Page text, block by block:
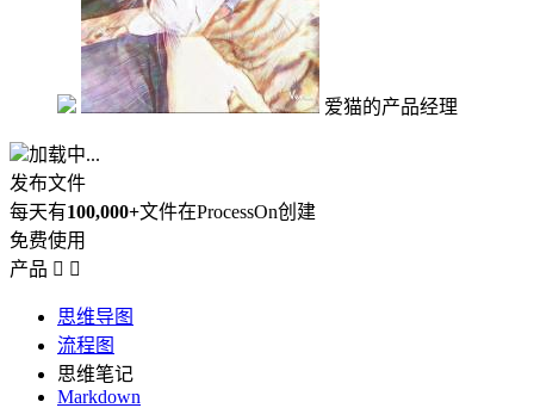
爱猫的产品经理
加载中...
发布文件
每天有100,000+文件在ProcessOn创建
免费使用
产品  
思维导图
流程图
思维笔记
Markdown